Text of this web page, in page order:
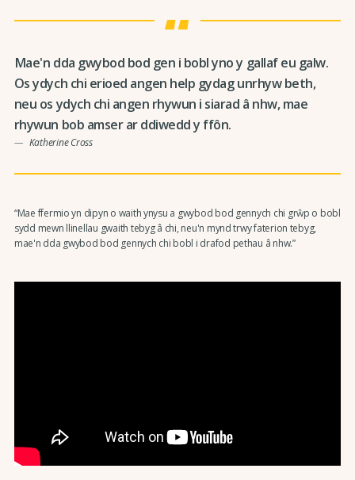
Mae'n dda gwybod bod gen i bobl yno y gallaf eu galw.
Os ydych chi erioed angen help gydag unrhyw beth,
neu os ydych chi angen rhywun i siarad â nhw, mae
rhywun bob amser ar ddiwedd y ffôn.
Katherine Cross
“Mae ffermio yn dipyn o waith ynysu a gwybod bod gennych chi grŵp o bobl
sydd mewn llinellau gwaith tebyg â chi, neu'n mynd trwy faterion tebyg,
mae'n dda gwybod bod gennych chi bobl i drafod pethau â nhw.”